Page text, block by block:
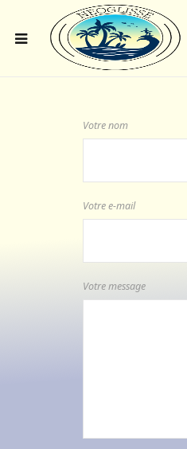
Votre nom
Votre e-mail
Votre message